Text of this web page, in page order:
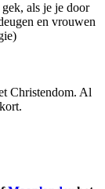
als je je door
en vrouwen
Christendom. Al